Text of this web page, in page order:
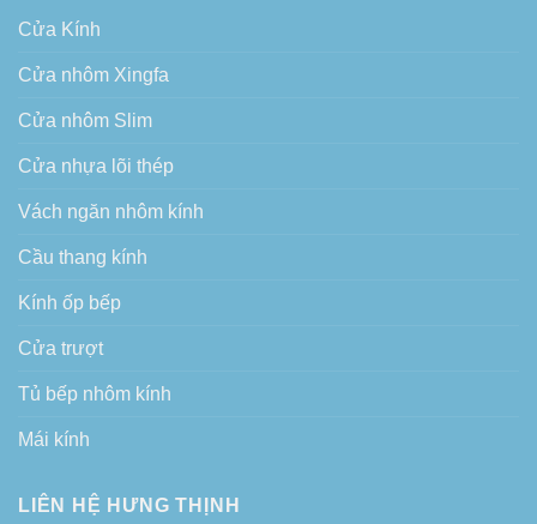
Cửa Kính
Cửa nhôm Xingfa
Cửa nhôm Slim
Cửa nhựa lõi thép
Vách ngăn nhôm kính
Cầu thang kính
Kính ốp bếp
Cửa trượt
Tủ bếp nhôm kính
Mái kính
LIÊN HỆ HƯNG THỊNH